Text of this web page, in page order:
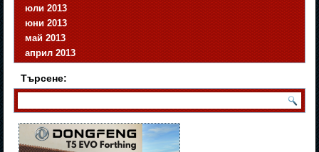
юли 2013
юни 2013
май 2013
април 2013
Търсене: